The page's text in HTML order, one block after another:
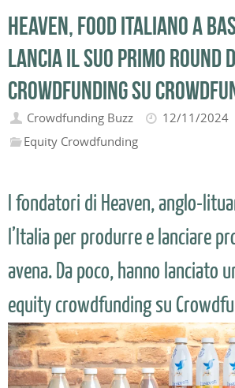
Heaven, food italiano a
lancia il suo primo round
crowdfunding su
Crowdfunding Buzz
12/11/2024
Equity Crowdfunding
I fondatori di Heaven, anglo-
l’Italia per produrre e lanciare
avena. Da poco, hanno lanciato
equity crowdfunding su